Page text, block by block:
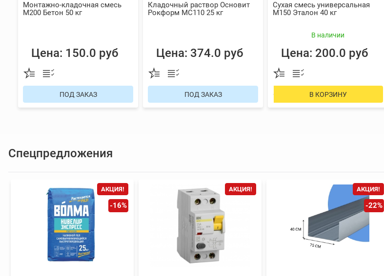
Монтажно-кладочная смесь
М200 Бетон 50 кг
Цена: 150.0 руб
ПОД ЗАКАЗ
Кладочный раствор Основит
Рокформ МС110 25 кг
Цена: 374.0 руб
ПОД ЗАКАЗ
Сухая смесь универсальная
М150 Эталон 40 кг
В наличии
Цена: 200.0 руб
В КОРЗИНУ
Спецпредложения
АКЦИЯ!
-16%
АКЦИЯ! АКЦИЯ!
-22%